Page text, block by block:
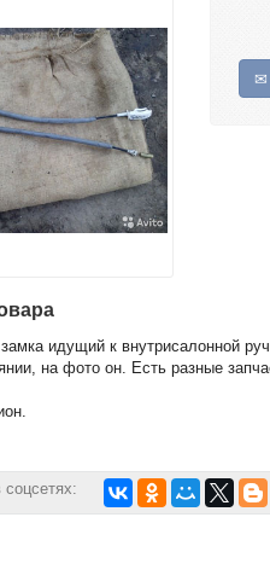
идущий к внутрисалонной
на фото он. Есть разные